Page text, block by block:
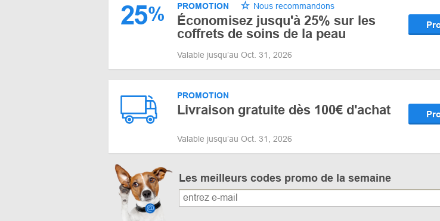
25% PROMOTION Nous recommandons
Économisez jusqu'à 25% sur les
coffrets de soins de la peau
Valable jusqu’au Oct. 31, 2026
PROMOTION
Livraison gratuite dès 100€ d'achat
Valable jusqu’au Oct. 31, 2026
Les meilleurs codes promo de la semaine